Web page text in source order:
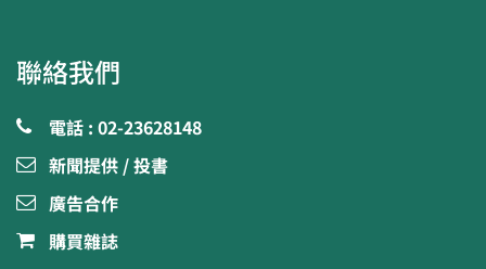
聯絡我們
電話 : 02-23628148
新聞提供 / 投書
廣告合作
購買雜誌